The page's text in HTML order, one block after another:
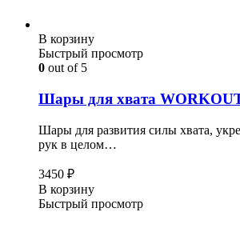
В корзину
Быстрый просмотр
0 out of 5
Шары для хвата
Шары для развития силы хвата,
рук в целом…
3450 ₽
В корзину
Быстрый просмотр